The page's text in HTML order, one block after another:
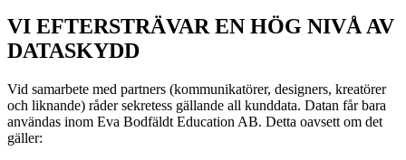
VI EFTERSTRÄVAR EN HÖG NIVÅ AV
DATASKYDD
Vid samarbete med partners (kommunikatörer, designers, kreatörer
och liknande) råder sekretess gällande all kunddata. Datan får bara
användas inom Eva Bodfäldt Education AB. Detta oavsett om det
gäller: